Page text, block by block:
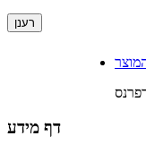
דף מידע